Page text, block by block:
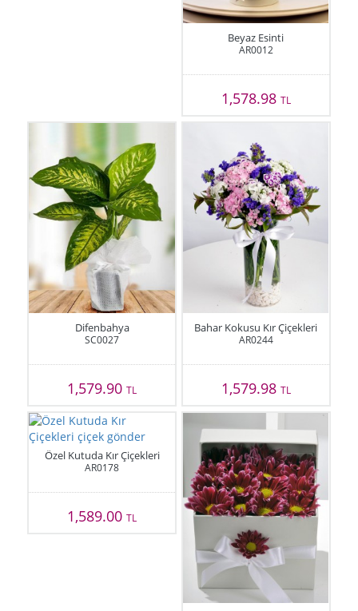
Beyaz Esinti
AR0012
1,578.98 TL
Difenbahya
SC0027
1,579.90TL
Bahar Kokusu Kır Çiçekleri
AR0244
1,579.98 TL
Özel Kutuda Kır Çiçekleri
AR0178
1,589.00TL